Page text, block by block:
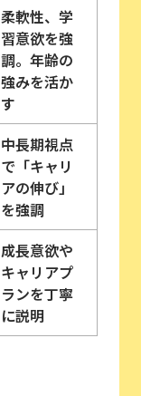
柔軟性、学
習意欲を強
調。年齢の
強みを活か
す
中長期視点
で「キャリ
アの伸び」
を強調
成長意欲や
キャリアプ
ランを丁寧
に説明